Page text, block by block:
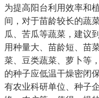
为提高阳台利用效率和
间，对于苗龄较长的蔬
瓜、苦瓜等蔬菜，建议
用种量大、苗龄短、苗
菜、豆类蔬菜、萝卜等
的种子应低温干燥密闭
有农业科研单位、种子